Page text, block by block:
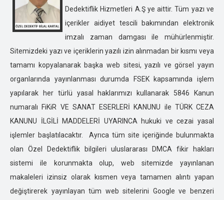
ÇORUM ÖZEL DEDEKTİFLİK
DENİZLİ ÖZEL DEDEKTİFLİK
DİYARBAKIR ÖZEL DEDEKTİFLİK
DÜZCE ÖZEL DEDEKTİFLİK
GİRESUN ÖZEL DEDEKTİFLİK
GÜMÜŞHANE ÖZEL DEDEKTİFLİK
HAKKARİ ÖZEL DEDEKTİFLİK
HATAY ÖZEL DEDEKTİFLİK
ISPARTA ÖZEL DEDEKTİFLİK
Dedektiflik Hizmetleri A.Ş ye aittir. Tüm yazı ve
içerikler aidiyet tescili bakımından elektronik
imzalı zaman damgası ile mühürlenmiştir.
Sitemizdeki yazı ve içeriklerin yazılı izin alınmadan bir kısmı veya
tamamı kopyalanarak başka web sitesi, yazılı ve görsel yayın
organlarında yayınlanması durumda FSEK kapsamında işlem
yapılarak her türlü yasal haklarımızı kullanarak 5846 Kanun
numaralı FiKiR VE SANAT ESERLERİ KANUNU ile TÜRK CEZA
KANUNU İLGİLİ MADDELERİ UYARINCA hukuki ve cezai yasal
işlemler başlatılacaktır. Ayrıca tüm site içeriğinde bulunmakta
olan Özel Dedektiflik bilgileri uluslararası DMCA fikir hakları
sistemi ile korunmakta olup, web sitemizde yayınlanan
makaleleri izinsiz olarak kısmen veya tamamen alıntı yapan
değiştirerek yayınlayan tüm web sitelerini Google ve benzeri